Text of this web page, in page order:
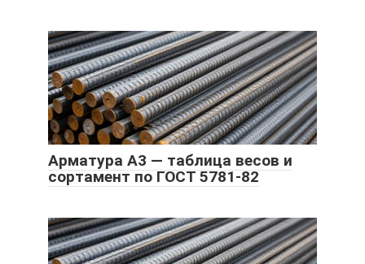
Арматура А3 — таблица весов и
сортамент по ГОСТ 5781-82